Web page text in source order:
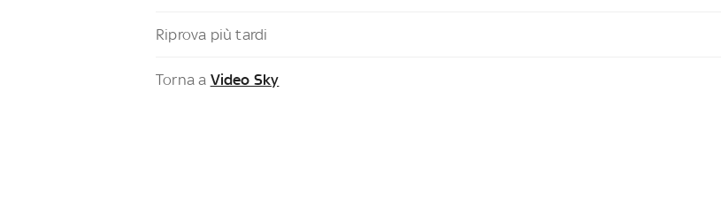
Riprova più tardi
Torna a Video Sky